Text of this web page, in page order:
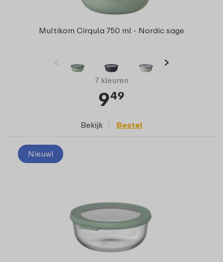
Multikom Cirqula 750 ml - Nordic sage
7 kleuren
949
Bekijk Bestel
Nieuw!